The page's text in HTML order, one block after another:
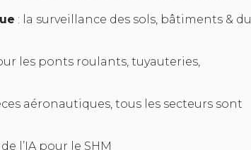
: la surveillance des sols, bâtiments & du
les ponts roulants, tuyauteries,
aéronautiques, tous les secteurs sont
l’IA pour le SHM